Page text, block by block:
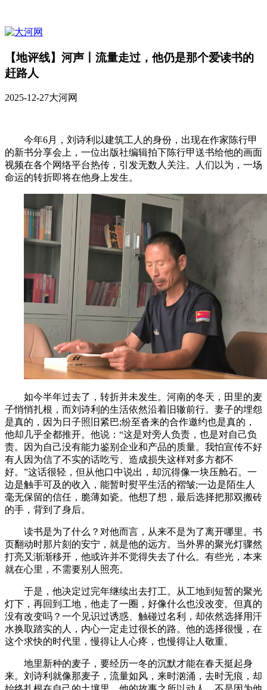
【地评线】河声丨流量走过，他仍是那个爱读书的
赶路人
2025-12-27大河网
今年6月，刘诗利以建筑工人的身份，出现在作家陈行甲
的新书分享会上，一位出版社编辑拍下陈行甲送书给他的画面
视频在各个网络平台热传，引发无数人关注。人们以为，一场
命运的转折即将在他身上发生。
如今半年过去了，转折并未发生。河南的冬天，田里的麦
子悄悄扎根，而刘诗利的生活依然沿着旧辙前行。妻子的埋怨
是真的，因为日子照旧紧巴;纷至沓来的合作邀约也是真的，
他却几乎全都推开。他说：“这是对旁人负责，也是对自己负
责。因为自己没有能力鉴别企业和产品的质量。我怕宣传不好
有人因为信了不实的话吃亏、造成损失这样对多方都不
好。”这话很轻，但从他口中说出，却沉得像一块压舱石。一
边是触手可及的收入，能暂时熨平生活的褶皱;一边是陌生人
毫无保留的信任，脆薄如瓷。他想了想，最后选择把那双搬砖
的手，背到了身后。
读书是为了什么？对他而言，从来不是为了离开哪里。书
页翻动时那片刻的安宁，就是他的远方。当外界的聚光灯骤然
打亮又渐渐移开，他或许并不觉得失去了什么。有些光，本来
就在心里，不需要别人照亮。
于是，他决定过完年继续出去打工。从工地到短暂的聚光
灯下，再回到工地，他走了一圈，好像什么也没改变。但真的
没有改变吗？一个见识过诱惑、触碰过名利，却依然选择用汗
水换取踏实的人，内心一定走过很长的路。他的选择很慢，在
这个求快的时代里，慢得让人心疼，也慢得让人敬重。
地里新种的麦子，要经历一冬的沉默才能在春天挺起身
来。刘诗利就像那麦子，流量如风，来时汹涌，去时无痕，却